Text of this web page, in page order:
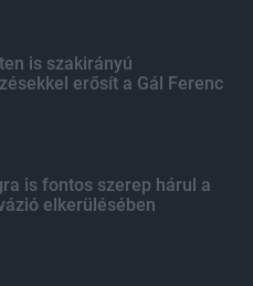
is szakirányú
erősít a Gál Ferenc
is fontos szerep hárul a
elkerülésében